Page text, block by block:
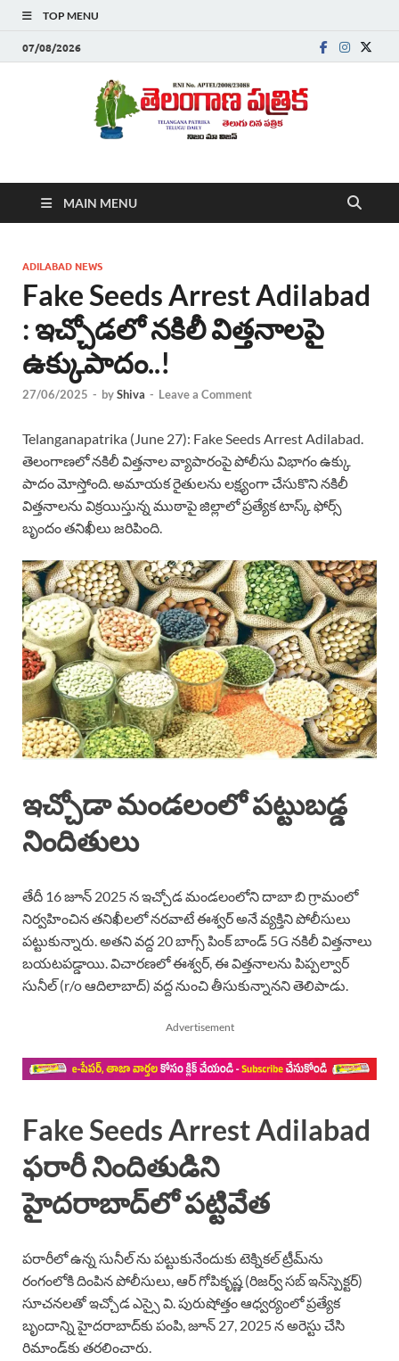
TOP MENU
07/08/2026
Telanganapatrika
,Latest Telangana News, Rajanna Sircilla News, Telangana
Breaking News, Telugu Newspaper Online, Today Telugu News,
తెలుగు వార్తలు , బ్రేకింగ్ న్యూస్ తెలుగులో , తెలంగాణ లో తాజా అప్‌డేట్స్ ,
తెలుగు న్యూస్ పేపర్
MAIN MENU
ADILABAD NEWS
Fake Seeds Arrest Adilabad
: ఇచ్చోడలో నకిలీ విత్తనాలపై
ఉక్కుపాదం..!
27/06/2025 - byShiva - Leave a Comment
Telanganapatrika (June 27): Fake Seeds Arrest Adilabad.
తెలంగాణలో నకిలీ విత్తనాల వ్యాపారంపై పోలీసు విభాగం ఉక్కు
పాదం మోస్తోంది. అమాయక రైతులను లక్ష్యంగా చేసుకొని నకిలీ
విత్తనాలను విక్రయిస్తున్న ముఠాపై జిల్లాలో ప్రత్యేక టాస్క్ ఫోర్స్
బృందం తనిఖీలు జరిపింది.
ఇచ్చోడా మండలంలో పట్టుబడ్డ
నిందితులు
తేదీ 16 జూన్ 2025 న ఇచ్చోడ మండలంలోని దాబా బి గ్రామంలో
నిర్వహించిన తనిఖీలలో నరవాటే ఈశ్వర్ అనే వ్యక్తిని పోలీసులు
పట్టుకున్నారు. అతని వద్ద 20 బాగ్స్ పింక్ బాండ్ 5G నకిలీ విత్తనాలు
బయటపడ్డాయి. విచారణలో ఈశ్వర్, ఈ విత్తనాలను పిప్పల్వార్
సునీల్ (r/o ఆదిలాబాద్) వద్ద నుంచి తీసుకున్నానని తెలిపాడు.
Advertisement
Fake Seeds Arrest Adilabad
ఫరారీ నిందితుడిని
హైదరాబాద్‌లో పట్టివేత
పరారీలో ఉన్న సునీల్ ను పట్టుకునేందుకు టెక్నికల్ ట్రీమ్‌ను
రంగంలోకి దింపిన పోలీసులు, ఆర్ గోపికృష్ణ (రిజర్వ్ సబ్ ఇన్‌స్పెక్టర్)
సూచనలతో ఇచ్చోడ ఎస్సై వి. పురుషోత్తం ఆధ్వర్యంలో ప్రత్యేక
బృందాన్ని హైదరాబాద్‌కు పంపి, జూన్ 27, 2025 న అరెస్టు చేసి
రిమాండ్‌కు తరలించారు.